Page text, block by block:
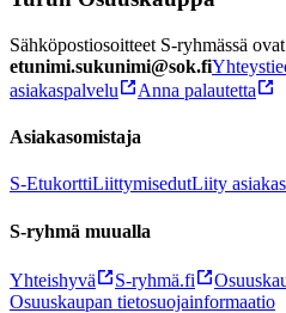
Sähköpostiosoitteet S-ryhmässä
etunimi.sukunimi@sok.fi
asiakaspalvelu
Anna palautetta
Asiakasomistaja
S-EtukorttiLiittymisedutLiity
S-ryhmä muualla
Yhteishyvä S-ryhmä.fi
Osuuskaupan tietosuojainformaatio